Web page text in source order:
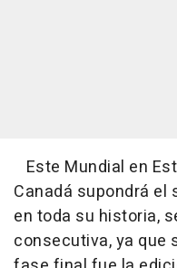
Este Mundial en
Canadá supondrá
en toda su historia,
consecutiva, ya que